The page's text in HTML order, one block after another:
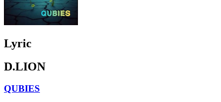
Lyric
D.LION
QUBIES